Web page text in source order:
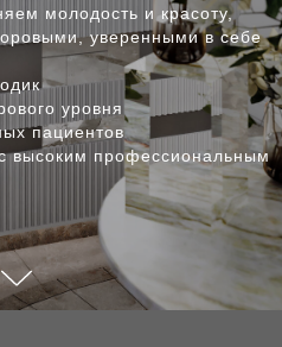
молодость и красоту,
уверенными в себе
уровня
пациентов
высоким профессиональным